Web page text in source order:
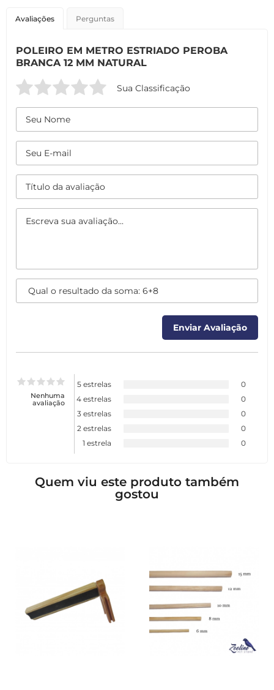
Avaliações Perguntas
POLEIRO EM METRO ESTRIADO PEROBA
BRANCA 12 MM NATURAL
Sua Classificação
Nenhuma
avaliação
5 estrelas
0
4 estrelas
0
3 estrelas
0
2 estrelas
0
1 estrela
0
Quem viu este produto também
gostou